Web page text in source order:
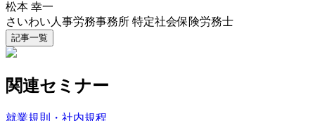
松本 幸一
さいわい人事労務事務所 特定社会保険労務士
記事一覧
関連セミナー
就業規則・社内規程